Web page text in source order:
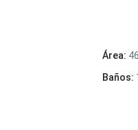
Área:
Baños: